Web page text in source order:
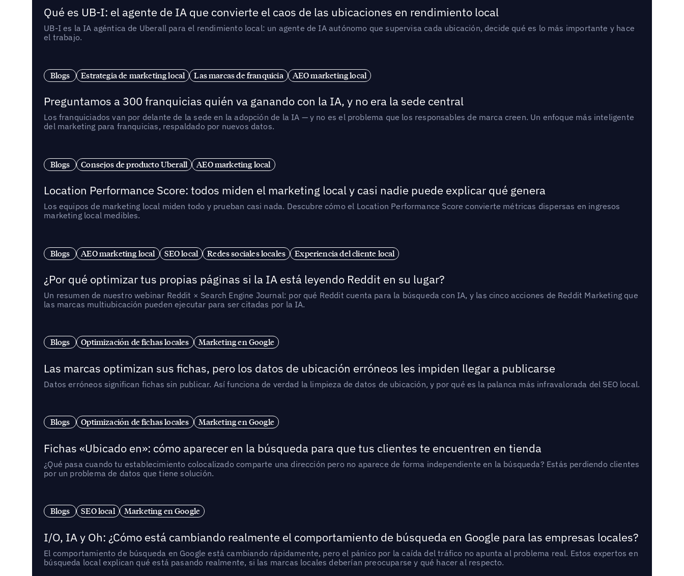
Qué es UB-I: el agente de IA que convierte el caos de las ubicaciones en rendimiento local
UB-I es la IA agéntica de Uberall para el rendimiento local: un agente de IA autónomo que supervisa cada ubicación, decide qué es lo más importante y hace
el trabajo.
Blogs Estrategia de marketing local Las marcas de franquicia AEO marketing local
Preguntamos a 300 franquicias quién va ganando con la IA, y no era la sede central
Los franquiciados van por delante de la sede en la adopción de la IA — y no es el problema que los responsables de marca creen. Un enfoque más inteligente
del marketing para franquicias, respaldado por nuevos datos.
Blogs Consejos de producto Uberall AEO marketing local
Location Performance Score: todos miden el marketing local y casi nadie puede explicar qué genera
Los equipos de marketing local miden todo y prueban casi nada. Descubre cómo el Location Performance Score convierte métricas dispersas en ingresos
marketing local medibles.
Blogs AEO marketing local SEO local Redes sociales locales Experiencia del cliente local
¿Por qué optimizar tus propias páginas si la IA está leyendo Reddit en su lugar?
Un resumen de nuestro webinar Reddit × Search Engine Journal: por qué Reddit cuenta para la búsqueda con IA, y las cinco acciones de Reddit Marketing que
las marcas multiubicación pueden ejecutar para ser citadas por la IA.
Blogs Optimización de fichas locales Marketing en Google
Las marcas optimizan sus fichas, pero los datos de ubicación erróneos les impiden llegar a publicarse
Datos erróneos significan fichas sin publicar. Así funciona de verdad la limpieza de datos de ubicación, y por qué es la palanca más infravalorada del SEO local.
Blogs Optimización de fichas locales Marketing en Google
Fichas «Ubicado en»: cómo aparecer en la búsqueda para que tus clientes te encuentren en tienda
¿Qué pasa cuando tu establecimiento colocalizado comparte una dirección pero no aparece de forma independiente en la búsqueda? Estás perdiendo clientes
por un problema de datos que tiene solución.
Blogs SEO local Marketing en Google
I/O, IA y Oh: ¿Cómo está cambiando realmente el comportamiento de búsqueda en Google para las empresas locales?
El comportamiento de búsqueda en Google está cambiando rápidamente, pero el pánico por la caída del tráfico no apunta al problema real. Estos expertos en
búsqueda local explican qué está pasando realmente, si las marcas locales deberían preocuparse y qué hacer al respecto.